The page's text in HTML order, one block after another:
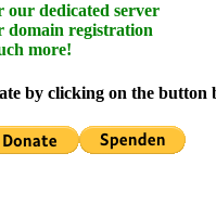
our dedicated server
domain registration
more!
by clicking on the button